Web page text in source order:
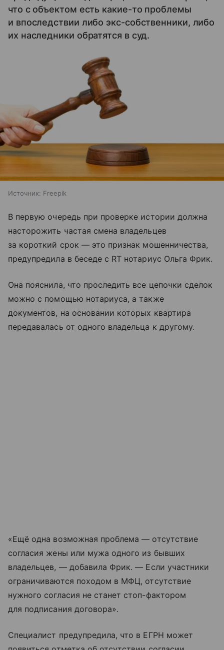
что с объектом есть какие-то проблемы
и впоследствии либо экс-собственники, либо
их наследники обратятся в суд.
Источник: Freepik
В первую очередь при проверке истории должна
насторожить частая смена владельцев
за короткий срок — это признак мошенничества,
предупредила в беседе с RT нотариус Ольга Фрик.
Она пояснила, что проследить все цепочки сделок
можно с помощью нотариуса, а также
документов, на основании которых квартира
передавалась от одного владельца к другому.
«Ещё одна возможная проблема — отсутствие
согласия жены или мужа одного из бывших
владельцев, — добавила Фрик. — Если участники
ограничиваются походом в МФЦ, отсутствие
нужного согласия не станет стоп-фактором
для подписания договора».
Специалист предупредила, что в ЕГРН может